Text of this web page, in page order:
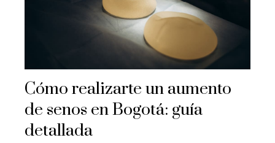
Cómo realizarte un aumento
de senos en Bogotá: guía
detallada